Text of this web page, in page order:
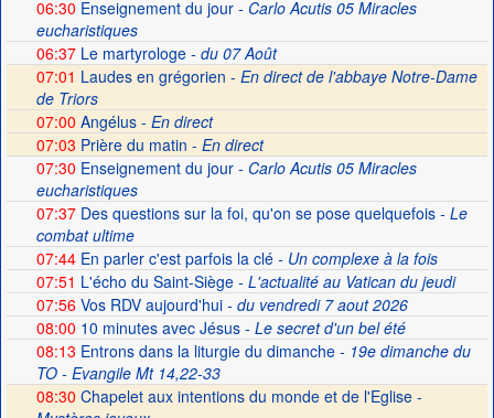
06:30 Enseignement du jour- Carlo Acutis 05 Miracles
eucharistiques
06:37Le martyrologe- du 07 Août
07:01 Laudes en grégorien - En direct de l'abbaye Notre-Dame
de Triors
07:00 Angélus - En direct
07:03 Prière du matin - En direct
07:30 Enseignement du jour- Carlo Acutis 05 Miracles
eucharistiques
07:37Des questions sur la foi, qu'on se pose quelquefois- Le
combat ultime
07:44En parler c'est parfois la clé- Un complexe à la fois
07:51 L'écho du Saint-Siège- L'actualité au Vatican du jeudi
07:56Vos RDV aujourd'hui- du vendredi 7 aout 2026
08:00 10 minutes avec Jésus- Le secret d'un bel été
08:13 Entrons dans la liturgie du dimanche- 19e dimanche du
TO - Evangile Mt 14,22-33
08:30 Chapelet aux intentions du monde et de l'Eglise -